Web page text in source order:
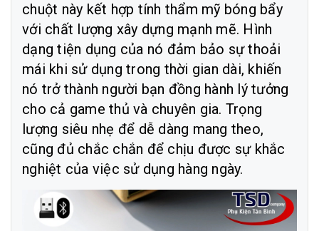
chuột này kết hợp tính thẩm mỹ bóng bẩy
với chất lượng xây dựng mạnh mẽ. Hình
dạng tiện dụng của nó đảm bảo sự thoải
mái khi sử dụng trong thời gian dài, khiến
nó trở thành người bạn đồng hành lý tưởng
cho cả game thủ và chuyên gia. Trọng
lượng siêu nhẹ để dễ dàng mang theo,
cũng đủ chắc chắn để chịu được sự khắc
nghiệt của việc sử dụng hàng ngày.